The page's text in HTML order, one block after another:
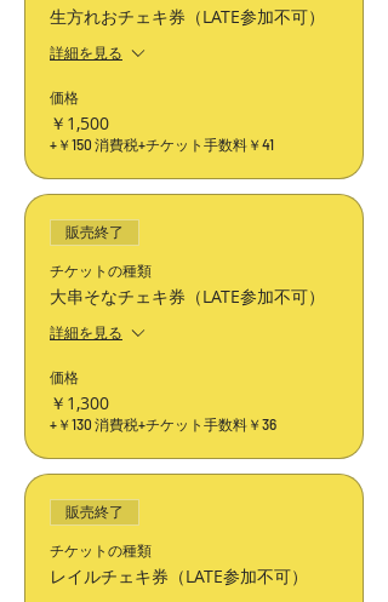
生方れおチェキ券（LATE参加不可）
詳細を見る
価格
￥1,500
+￥150 消費税+チケット手数料￥41
販売終了
チケットの種類
大串そなチェキ券（LATE参加不可）
詳細を見る
価格
￥1,300
+￥130 消費税+チケット手数料￥36
販売終了
チケットの種類
レイルチェキ券（LATE参加不可）